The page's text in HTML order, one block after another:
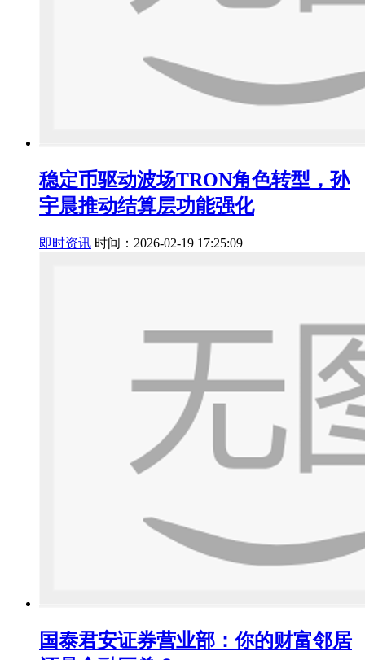
稳定币驱动波场TRON角色转型，孙
宇晨推动结算层功能强化
即时资讯 时间：2026-02-19 17:25:09
国泰君安证券营业部：你的财富邻居